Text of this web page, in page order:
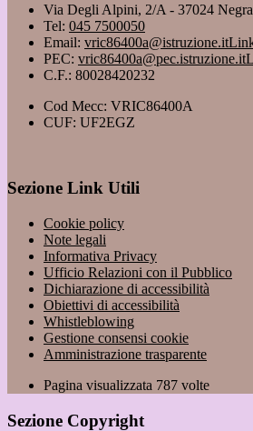
Via Degli Alpini, 2/A - 37024
Tel: 045 7500050
Email: vric86400a@istruzione.it
PEC: vric86400a@pec.istruzione.it
C.F.: 80028420232
Cod Mecc: VRIC86400A
CUF: UF2EGZ
Sezione Link Utili
Cookie policy
Note legali
Informativa Privacy
Ufficio Relazioni con il Pubblico
Dichiarazione di accessibilità
Obiettivi di accessibilità
Whistleblowing
Gestione consensi cookie
Amministrazione trasparente
Pagina visualizzata 787 volte
Sezione Copyright